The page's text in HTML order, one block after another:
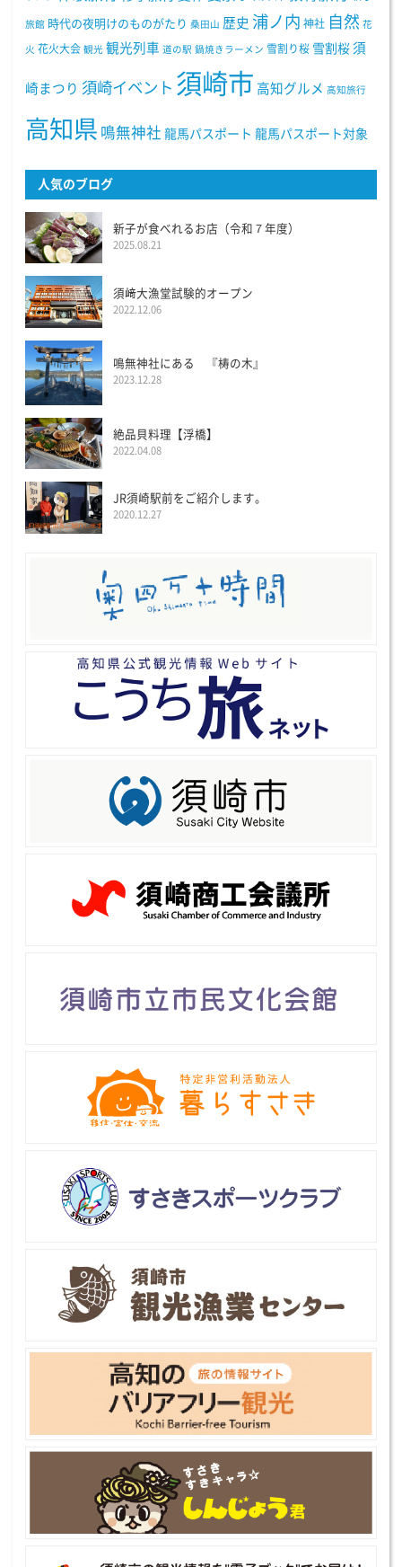
旅館 時代の夜明けのものがたり 桑田山 歴史 浦ノ内 神社 自然 花
火 花火大会 観光 観光列車 道の駅 鍋焼きラーメン 雪割り桜 雪割桜 須
崎まつり 須崎イベント 須崎市 高知グルメ 高知旅行
高知県 鳴無神社 龍馬パスポート 龍馬パスポート対象
人気のブログ
新子が食べれるお店（令和７年度）
2025.08.21
須﨑大漁堂試験的オープン
2022.12.06
鳴無神社にある 『梼の木』
2023.12.28
絶品貝料理【浮橋】
2022.04.08
JR須崎駅前をご紹介します。
2020.12.27